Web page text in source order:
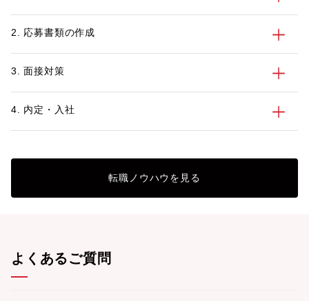
2. 応募書類の作成
3. 面接対策
4. 内定・入社
転職ノウハウを見る
よくあるご質問